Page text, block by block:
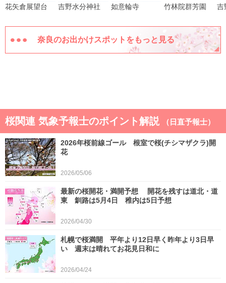
花矢倉展望台 吉野水分神社 如意輪寺 竹林院群芳園 吉
奈良のお出かけスポットをもっと見る
桜関連 気象予報士のポイント解説 （日直予報士）
2026年桜前線ゴール 根室で桜(チシマザクラ)開
花
2026/05/06
最新の桜開花・満開予想 開花を残すは道北・道
東 釧路は5月4日 稚内は5日予想
2026/04/30
札幌で桜満開 平年より12日早く昨年より3日早
い 週末は晴れてお花見日和に
2026/04/24